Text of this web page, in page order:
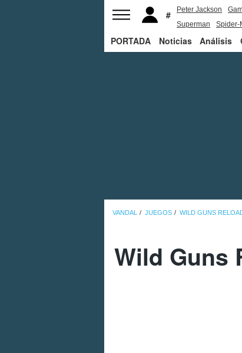
Peter Jackson
Superman
Spider-
PORTADA Noticias Análisis
VANDAL JUEGOS WILD GUNS
Wild Guns